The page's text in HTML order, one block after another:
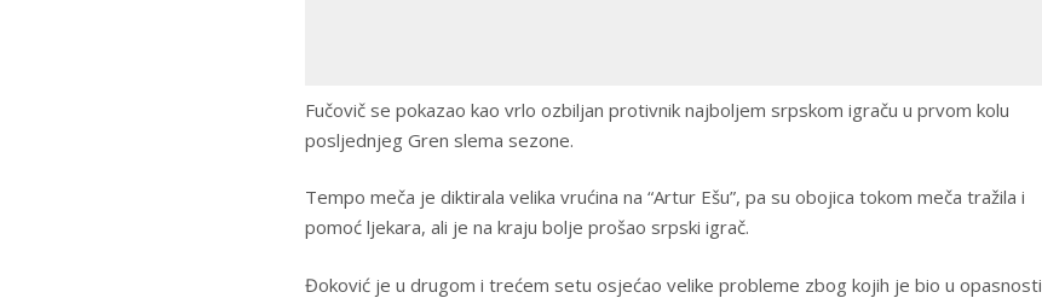
Fučovič se pokazao kao vrlo ozbiljan protivnik najboljem srpskom igraču u prvom kolu
posljednjeg Gren slema sezone.
Tempo meča je diktirala velika vrućina na “Artur Ešu”, pa su obojica tokom meča tražila i
pomoć ljekara, ali je na kraju bolje prošao srpski igrač.
Đoković je u drugom i trećem setu osjećao velike probleme zbog kojih je bio u opasnosti